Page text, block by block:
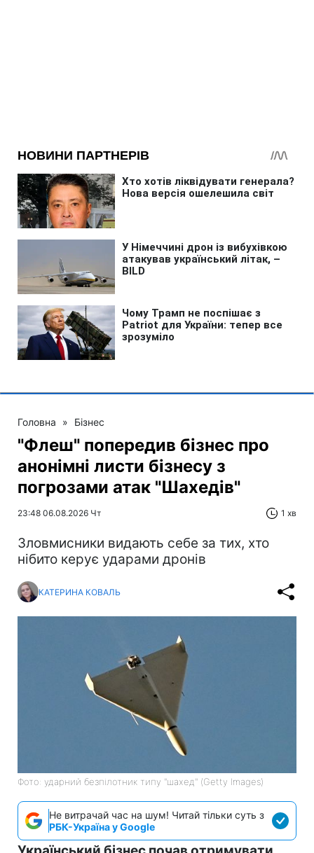
Головна » Бізнес
"Флеш" попередив бізнес про
анонімні листи бізнесу з
погрозами атак "Шахедів"
23:48 06.08.2026 Чт 1 хв
Зловмисники видають себе за тих, хто
нібито керує ударами дронів
КАТЕРИНА КОВАЛЬ
Фото: ударний безпілотник типу "шахед" (Getty Images)
Не витрачай час на шум! Читай тільки суть з
РБК-Україна у Google